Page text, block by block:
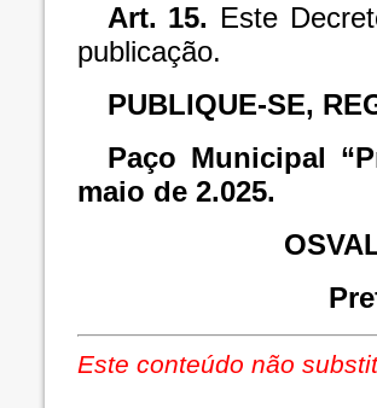
Art. 15. Este
publicação.
PUBLIQUE-SE,
Paço Municipal
maio de 2.025.
Este conteúdo não